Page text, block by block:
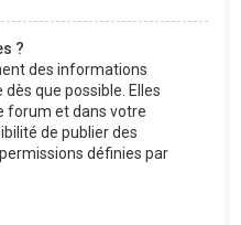
?
des informations
que possible. Elles
forum et dans votre
de publier des
définies par